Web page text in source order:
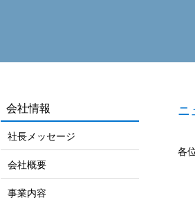
ニ
各
会社情報
社長メッセージ
会社概要
事業内容